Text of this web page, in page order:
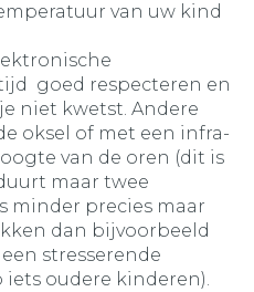
van uw kind
goed respecteren en
niet kwetst. Andere
oksel of met een infra-
van de oren (dit is
maar twee
minder precies maar
dan bijvoorbeeld
stresserende
oudere kinderen).